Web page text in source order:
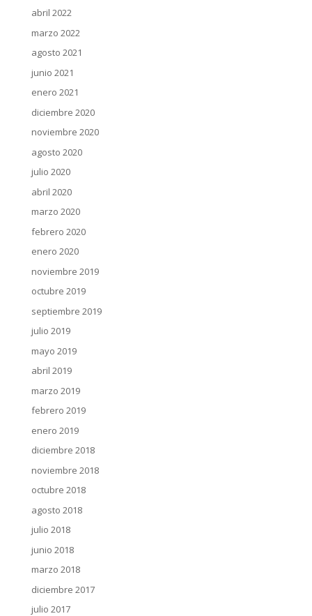
abril 2022
marzo 2022
agosto 2021
junio 2021
enero 2021
diciembre 2020
noviembre 2020
agosto 2020
julio 2020
abril 2020
marzo 2020
febrero 2020
enero 2020
noviembre 2019
octubre 2019
septiembre 2019
julio 2019
mayo 2019
abril 2019
marzo 2019
febrero 2019
enero 2019
diciembre 2018
noviembre 2018
octubre 2018
agosto 2018
julio 2018
junio 2018
marzo 2018
diciembre 2017
julio 2017